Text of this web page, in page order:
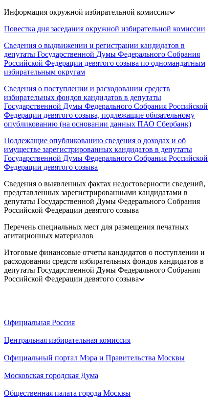
Информация окружной избирательной комиссии
Повестка дня заседания окружной избирательной комиссии
Сведения о выдвижении и регистрации кандидатов в
депутаты Государственной Думы Федерального Собрания
Российской Федерации девятого созыва по одномандатным
избирательным округам
Сведения о поступлении и расходовании средств
избирательных фондов кандидатов в депутаты
Государственной Думы Федерального Собрания Российской
Федерации девятого созыва, подлежащие обязательному
опубликованию (на основании данных ПАО Сбербанк)
Подлежащие опубликованию сведения о доходах и об
имуществе зарегистрированных кандидатов в депутаты
Государственной Думы Федерального Собрания Российской
Федерации девятого созыва
Сведения о выявленных фактах недостоверности сведений,
представленных зарегистрированными кандидатами в
депутаты Государственной Думы Федерального Собрания
Российской Федерации девятого созыва
Перечень специальных мест для размещения печатных
агитационных материалов
Итоговые финансовые отчеты кандидатов о поступлении и
расходовании средств избирательных фондов кандидатов в
депутаты Государственной Думы Федерального Собрания
Российской Федерации девятого созыва
Официальная Россия
Центральная избирательная комиссия
Официальный портал Мэра и Правительства Москвы
Московская городская Дума
Общественная палата города Москвы